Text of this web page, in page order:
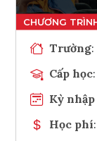
Trường:
Cấp học:
Kỳ
Học phí: